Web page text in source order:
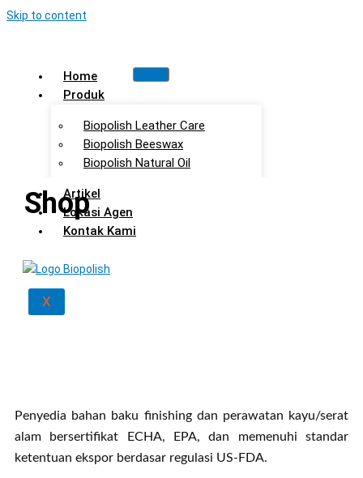
Skip to content
Home
Produk
Biopolish Leather Care
Biopolish Beeswax
Biopolish Natural Oil
Artikel
Lokasi Agen
Kontak Kami
X
Shop
Penyedia bahan baku finishing dan perawatan kayu/serat
alam bersertifikat ECHA, EPA, dan memenuhi standar
ketentuan ekspor berdasar regulasi US-FDA.